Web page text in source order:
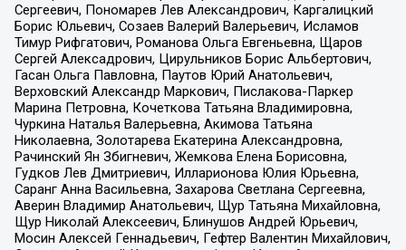
Сергеевич, Пономарев Лев Александрович, Каргалицкий
Борис Юльевич, Созаев Валерий Валерьевич, Исламов
Тимур Рифгатович, Романова Ольга Евгеньевна, Щаров
Сергей Алексадрович, Цирульников Борис Альбертович,
Гасан Ольга Павловна, Паутов Юрий Анатольевич,
Верховский Александр Маркович, Пислакова-Паркер
Марина Петровна, Кочеткова Татьяна Владимировна,
Чуркина Наталья Валерьевна, Акимова Татьяна
Николаевна, Золотарева Екатерина Александровна,
Рачинский Ян Збигневич, Жемкова Елена Борисовна,
Гудков Лев Дмитриевич, Илларионова Юлия Юрьевна,
Саранг Анна Васильевна, Захарова Светлана Сергеевна,
Аверин Владимир Анатольевич, Щур Татьяна Михайловна,
Щур Николай Алексеевич, Блинушов Андрей Юрьевич,
Мосин Алексей Геннадьевич, Гефтер Валентин Михайлович,